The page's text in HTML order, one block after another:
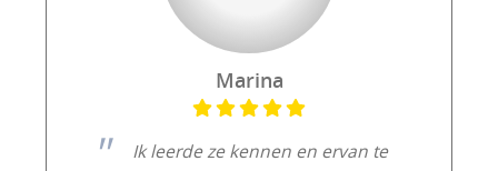
Ik leerde ze kennen en ervan te
Marina